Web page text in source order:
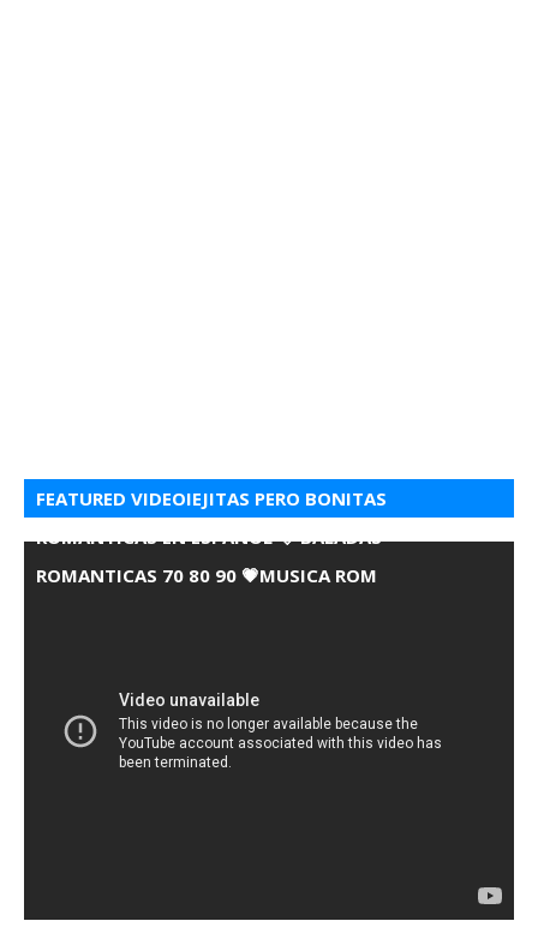
FEATURED VIDEOIEJITAS PERO BONITAS
ROMANTICAS EN ESPANOL 💘 BALADAS
ROMANTICAS 70 80 90 💗MUSICA ROM